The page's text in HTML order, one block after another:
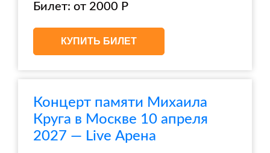
Билет: от 2000 Р
КУПИТЬ БИЛЕТ
Концерт памяти Михаила
Круга в Москве 10 апреля
2027 — Live Арена